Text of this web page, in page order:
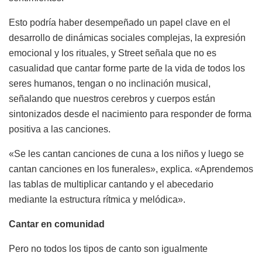
Esto podría haber desempeñado un papel clave en el
desarrollo de dinámicas sociales complejas, la expresión
emocional y los rituales, y Street señala que no es
casualidad que cantar forme parte de la vida de todos los
seres humanos, tengan o no inclinación musical,
señalando que nuestros cerebros y cuerpos están
sintonizados desde el nacimiento para responder de forma
positiva a las canciones.
«Se les cantan canciones de cuna a los niños y luego se
cantan canciones en los funerales», explica. «Aprendemos
las tablas de multiplicar cantando y el abecedario
mediante la estructura rítmica y melódica».
Cantar en comunidad
Pero no todos los tipos de canto son igualmente